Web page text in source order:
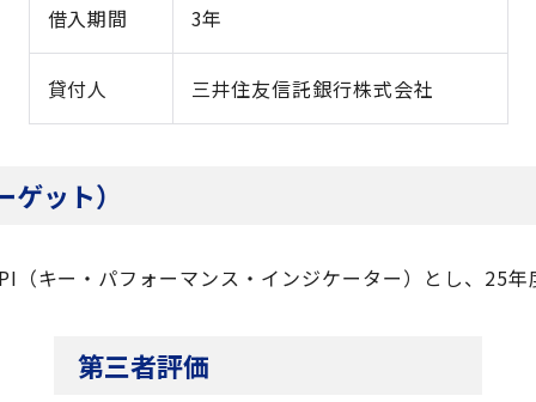
借入期間 3年
貸付人 三井住友信託銀行株式会社
ゲット）
キー・パフォーマンス・インジケーター）とし、25
第三者評価